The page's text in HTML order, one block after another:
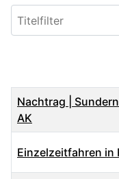
Titel
Nachtrag |
AK
Einzelzeitfahren in